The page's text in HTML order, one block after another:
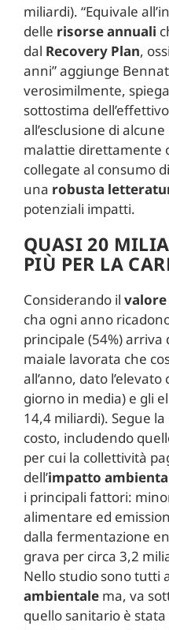
miliardi). “Equivale
delle risorseannuali
dal Recovery Plan,
anni” aggiunge
verosimilmente,
sottostima
all’esclusione di
malattie direttamente
collegate al consumo
una robusta
potenziali impatti.
QUASI 20
PIÙ PER LA
Considerando il
cha ogni anno
principale (54%) arriva
maiale lavorata che
all’anno, dato
giorno in media) e gli
14,4 miliardi). Segue
costo, includendo
per cui la collettività
dell’impatto
i principali fattori:
alimentare ed
dalla fermentazione
grava per circa 3,2
Nello studio sono tutti
ambientalema, va
quello sanitario è